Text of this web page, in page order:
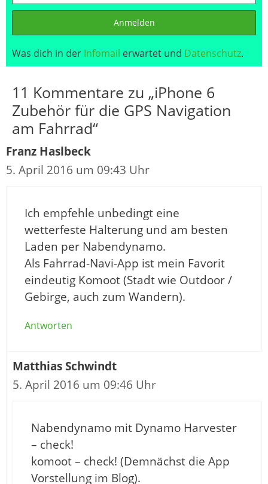
Anmelden
Was dich in der Infomail erwartet und Datenschutz.
11 Kommentare zu „iPhone 6
Zubehör für die GPS Navigation
am Fahrrad“
Franz Haslbeck
5. April 2016 um 09:43 Uhr
Ich empfehle unbedingt eine
wetterfeste Halterung und am besten
Laden per Nabendynamo.
Als Fahrrad-Navi-App ist mein Favorit
eindeutig Komoot (Stadt wie Outdoor /
Gebirge, auch zum Wandern).
Antworten
Matthias Schwindt
5. April 2016 um 09:46 Uhr
Nabendynamo mit Dynamo Harvester
– check!
komoot – check! (Demnächst die App
Vorstellung im Blog).